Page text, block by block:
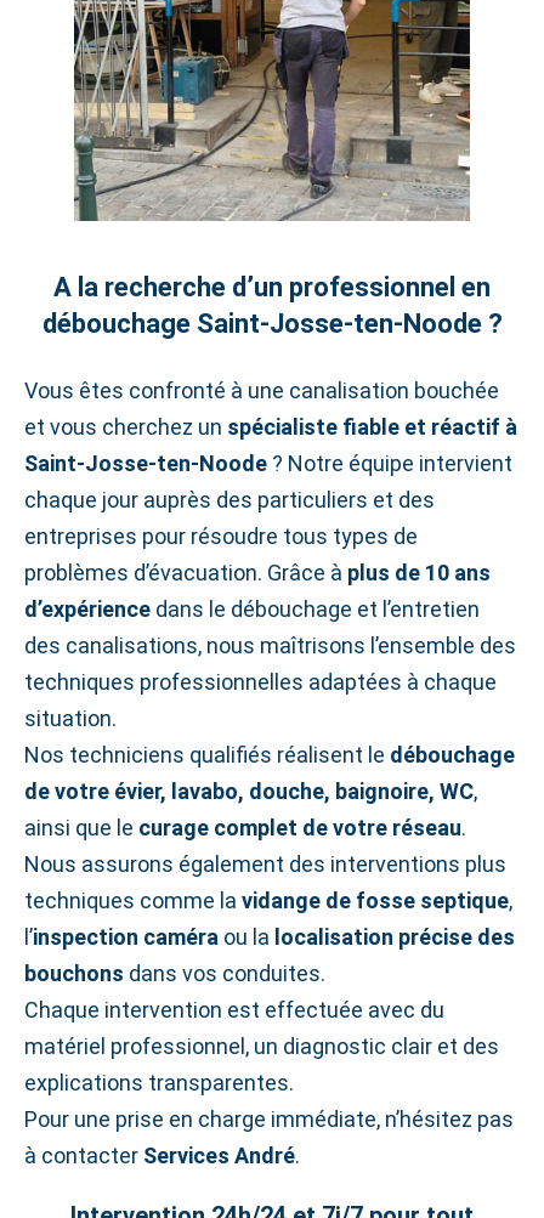
A la recherche d’un professionnel en
débouchage Saint‑Josse‑ten‑Noode ?
Vous êtes confronté à une canalisation bouchée
et vous cherchez un spécialiste fiable et réactif à
Saint‑Josse‑ten‑Noode ? Notre équipe intervient
chaque jour auprès des particuliers et des
entreprises pour résoudre tous types de
problèmes d’évacuation. Grâce à plus de 10 ans
d’expérience dans le débouchage et l’entretien
des canalisations, nous maîtrisons l’ensemble des
techniques professionnelles adaptées à chaque
situation.
Nos techniciens qualifiés réalisent le débouchage
de votre évier, lavabo, douche, baignoire, WC,
ainsi que le curage complet de votre réseau.
Nous assurons également des interventions plus
techniques comme la vidange de fosse septique,
l’inspection caméra ou la localisation précise des
bouchons dans vos conduites.
Chaque intervention est effectuée avec du
matériel professionnel, un diagnostic clair et des
explications transparentes.
Pour une prise en charge immédiate, n’hésitez pas
à contacter Services André.